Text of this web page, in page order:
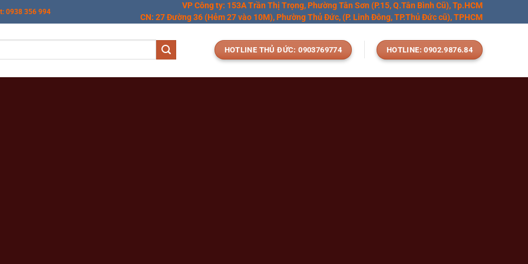
0938 356 994
VP Công ty: 153A Trần Thị Trọng, Phường Tân Sơn (P.15, Q.Tân Bình Cũ), Tp.HCM
CN: 27 Đường 36 (Hẻm 27 vào 10M), Phường Thủ Đức, (P. Linh Đông, TP.Thủ Đức cũ), TPHCM
HOTLINE THỦ ĐỨC: 0903769774 HOTLINE: 0902.9876.84